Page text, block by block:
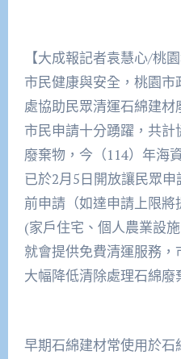
【大成報記者袁慧心/桃
市民健康與安全，桃園
處協助民眾清運石綿建
市民申請十分踴躍，共
廢棄物，今（114）年海
已於2月5日開放讓民眾
前申請（如達申請上限
(家戶住宅、個人農業設
就會提供免費清運服務，
大幅降低清除處理石綿廢
早期石綿建材常使用於